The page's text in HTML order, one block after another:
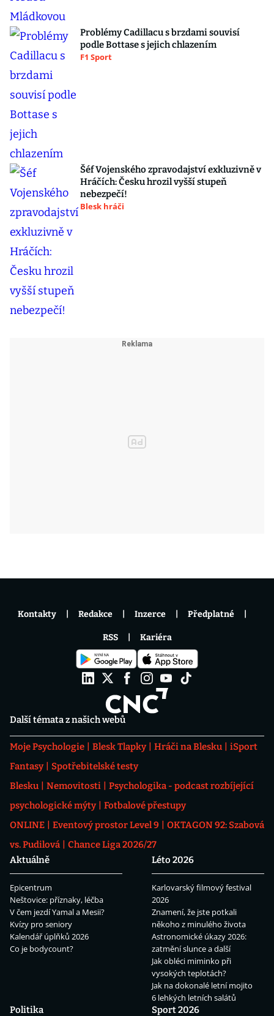
Problémy Cadillacu s brzdami souvisí
podle Bottase s jejich chlazením
F1 Sport
Šéf Vojenského zpravodajství exkluzivně v
Hráčích: Česku hrozil vyšší stupeň
nebezpečí!
Blesk hráči
Další témata z našich webů
Moje Psychologie Blesk Tlapky Hráči na Blesku
iSport
Fantasy
Spotřebitelské testy
Blesku
Nemovitosti
Psychologika - podcast rozbíjející
psychologické mýty
Fotbalové přestupy
ONLINE
Eventový prostor Level 9
OKTAGON 92: Szabová
vs. Pudilová
Chance Liga 2026/27
Aktuálně
Epicentrum
Neštovice: příznaky, léčba
V čem jezdí Yamal a Mesii?
Kvízy pro seniory
Kalendář úplňků 2026
Co je bodycount?
Léto 2026
Karlovarský filmový festival
2026
Znamení, že jste potkali
někoho z minulého života
Astronomické úkazy 2026:
zatmění slunce a další
Jak obléci miminko při
vysokých teplotách?
Jak na dokonalé letní mojito
6 lehkých letních salátů
Politika
Sport 2026
Kontakty Redakce Inzerce Předplatné
RSS Kariéra